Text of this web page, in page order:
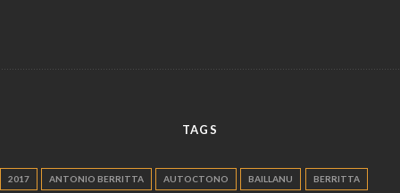
TAGS
2017 ANTONIO BERRITTA AUTOCTONO BAILLANU BERRITTA